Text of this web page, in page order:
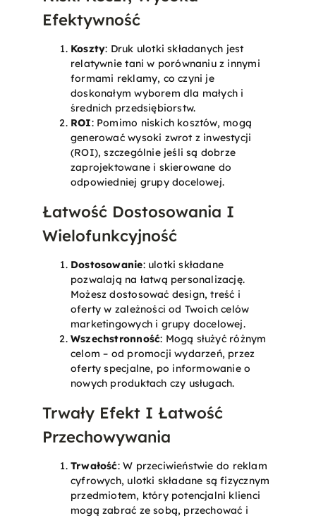
Efektywność
Koszty: Druk ulotki składanych jest
relatywnie tani w porównaniu z innymi
formami reklamy, co czyni je
doskonałym wyborem dla małych i
średnich przedsiębiorstw.
ROI: Pomimo niskich kosztów, mogą
generować wysoki zwrot z inwestycji
(ROI), szczególnie jeśli są dobrze
zaprojektowane i skierowane do
odpowiedniej grupy docelowej.
Łatwość Dostosowania I
Wielofunkcyjność
Dostosowanie: ulotki składane
pozwalają na łatwą personalizację.
Możesz dostosować design, treść i
oferty w zależności od Twoich celów
marketingowych i grupy docelowej.
Wszechstronność: Mogą służyć różnym
celom – od promocji wydarzeń, przez
oferty specjalne, po informowanie o
nowych produktach czy usługach.
Trwały Efekt I Łatwość
Przechowywania
Trwałość: W przeciwieństwie do reklam
cyfrowych, ulotki składane są fizycznym
przedmiotem, który potencjalni klienci
mogą zabrać ze sobą, przechować i